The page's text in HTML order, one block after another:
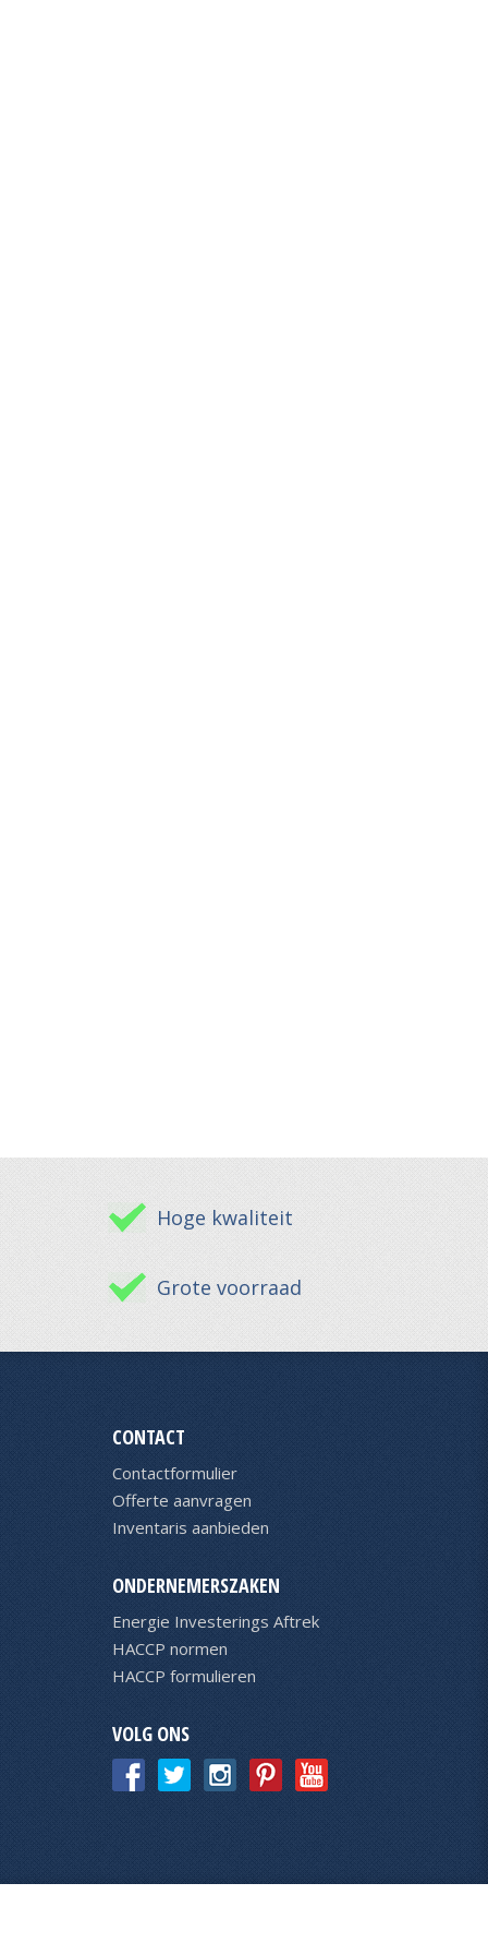
Hoge kwaliteit
Grote voorraad
CONTACT
Contactformulier
Offerte aanvragen
Inventaris aanbieden
ONDERNEMERSZAKEN
Energie Investerings Aftrek
HACCP normen
HACCP formulieren
VOLG ONS